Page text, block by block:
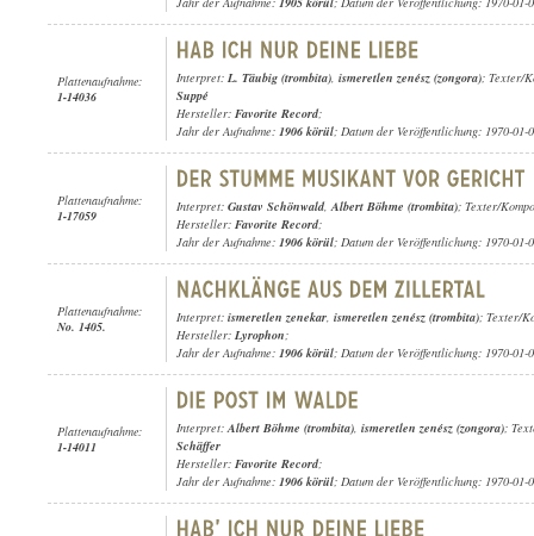
Plattenaufnahme:
1-14036
Interpret: L. Täubig (trombita), ismeretlen zenész (zongora); Texter/
Suppé
Hersteller: Favorite Record;
Jahr der Aufnahme: 1906 körül; Datum der Veröffentlichung: 1970-01-
Plattenaufnahme:
1-17059
Interpret: Gustav Schönwald,Albert Böhme (trombita); Texter/
Hersteller: Favorite Record;
Jahr der Aufnahme: 1906 körül; Datum der Veröffentlichung: 1970-01-
Plattenaufnahme:
No. 1405.
Interpret: ismeretlen zenekar, ismeretlen zenész (trombita); Texter/
Hersteller: Lyrophon;
Jahr der Aufnahme: 1906 körül; Datum der Veröffentlichung: 1970-01-
Plattenaufnahme:
1-14011
Interpret:Albert Böhme (trombita), ismeretlen zenész (zongora);
Schäffer
Hersteller: Favorite Record;
Jahr der Aufnahme: 1906 körül; Datum der Veröffentlichung: 1970-01-